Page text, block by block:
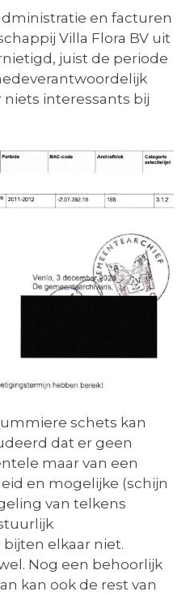
en facturen
Villa Flora BV uit
juist de periode
niets interessants bij
schets kan
dat er geen
maar van een
en mogelijke (schijn
van telkens
elkaar niet.
Nog een behoorlijk
kan ook de rest van